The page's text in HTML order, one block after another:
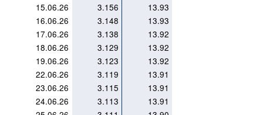
15.06.26
3.156
13.93
16.06.26
3.148
13.93
17.06.26
3.138
13.92
18.06.26
3.129
13.92
19.06.26
3.123
13.92
22.06.26
3.119
13.91
23.06.26
3.115
13.91
24.06.26
3.113
13.91